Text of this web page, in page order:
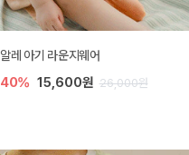
알레 아기 라운지웨어
40% 15,600원 26,000원